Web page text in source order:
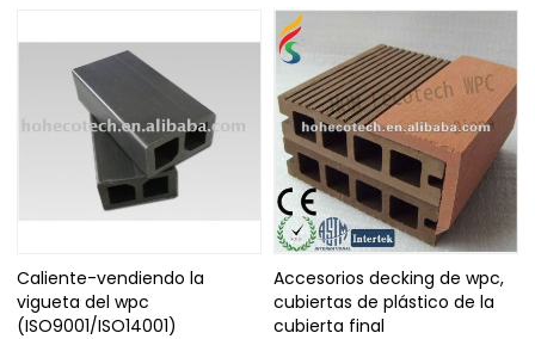
Caliente-vendiendo la
vigueta del wpc
(ISO9001/ISO14001)
Accesorios decking de wpc,
cubiertas de plástico de la
cubierta final